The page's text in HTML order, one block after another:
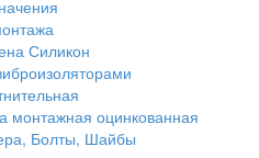
Силикон
монтажная оцинкованная
Болты, Шайбы